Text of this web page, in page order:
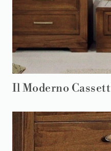
Il Moderno